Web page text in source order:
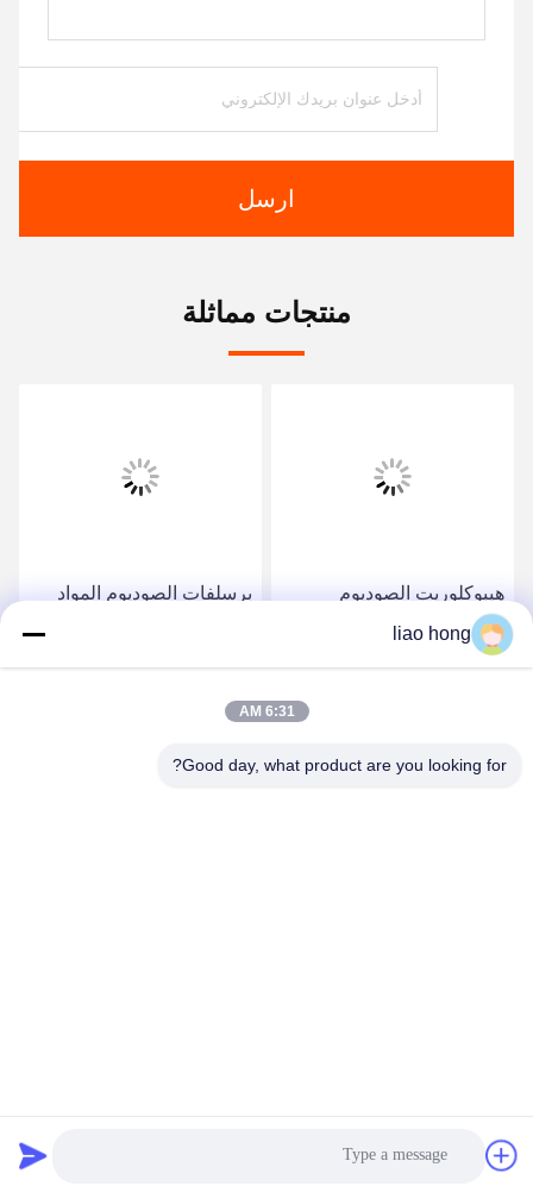
ارسل
منتجات مماثلة
هيبوكلوريت الصوديوم
NaClO محلول أصفر قليلاً
يستخدم بشكل رئيسي كعامل
احصل على أفضل سعر
برسلفات الصوديوم المواد
liao hong
6:31 AM
Good day, what product are you looking for?